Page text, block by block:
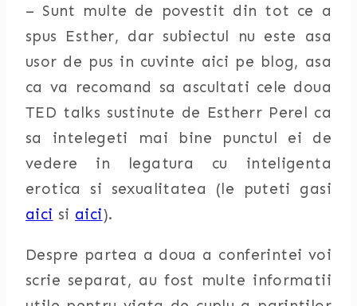
– Sunt multe de povestit din tot ce a
spus Esther, dar subiectul nu este asa
usor de pus in cuvinte aici pe blog, asa
ca va recomand sa ascultati cele doua
TED talks sustinute de Estherr Perel ca
sa intelegeti mai bine punctul ei de
vedere in legatura cu inteligenta
erotica si sexualitatea (le puteti gasi
aici si aici).
Despre partea a doua a conferintei voi
scrie separat, au fost multe informatii